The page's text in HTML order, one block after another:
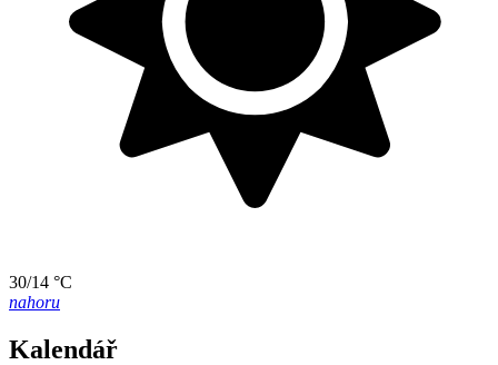
30/14 °C
nahoru
Kalendář